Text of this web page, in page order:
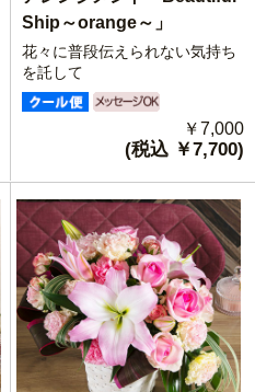
Ship～orange～」
花々に普段伝えられない気持ち
を託して
￥7,000
(税込 ￥7,700)